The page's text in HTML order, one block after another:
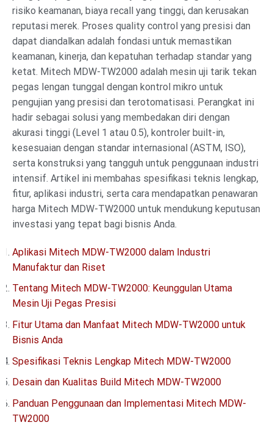
risiko keamanan, biaya recall yang tinggi, dan kerusakan
reputasi merek. Proses quality control yang presisi dan
dapat diandalkan adalah fondasi untuk memastikan
keamanan, kinerja, dan kepatuhan terhadap standar yang
ketat. Mitech MDW-TW2000 adalah mesin uji tarik tekan
pegas lengan tunggal dengan kontrol mikro untuk
pengujian yang presisi dan terotomatisasi. Perangkat ini
hadir sebagai solusi yang membedakan diri dengan
akurasi tinggi (Level 1 atau 0.5), kontroler built-in,
kesesuaian dengan standar internasional (ASTM, ISO),
serta konstruksi yang tangguh untuk penggunaan industri
intensif. Artikel ini membahas spesifikasi teknis lengkap,
fitur, aplikasi industri, serta cara mendapatkan penawaran
harga Mitech MDW-TW2000 untuk mendukung keputusan
investasi yang tepat bagi bisnis Anda.
Aplikasi Mitech MDW-TW2000 dalam Industri
Manufaktur dan Riset
Tentang Mitech MDW-TW2000: Keunggulan Utama
Mesin Uji Pegas Presisi
Fitur Utama dan Manfaat Mitech MDW-TW2000 untuk
Bisnis Anda
Spesifikasi Teknis Lengkap Mitech MDW-TW2000
Desain dan Kualitas Build Mitech MDW-TW2000
Panduan Penggunaan dan Implementasi Mitech MDW-
TW2000